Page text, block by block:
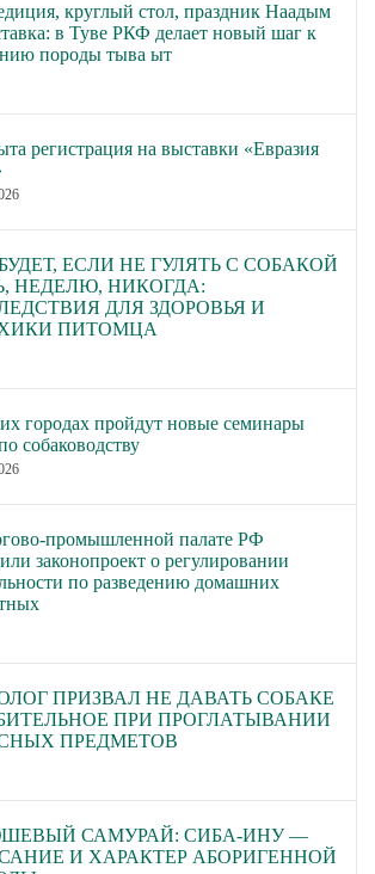
круглый стол, праздник Наадым
в Туве РКФ делает новый шаг к
породы тыва ыт
регистрация на выставки «Евразия
ЕСЛИ НЕ ГУЛЯТЬ С СОБАКОЙ
НЕДЕЛЮ, НИКОГДА:
ДЛЯ ЗДОРОВЬЯ И
ПИТОМЦА
городах пройдут новые семинары
собаководству
промышленной палате РФ
законопроект о регулировании
по разведению домашних
ПРИЗВАЛ НЕ ДАВАТЬ СОБАКЕ
ПРИ ПРОГЛАТЫВАНИИ
ПРЕДМЕТОВ
САМУРАЙ: СИБА-ИНУ —
И ХАРАКТЕР АБОРИГЕННОЙ